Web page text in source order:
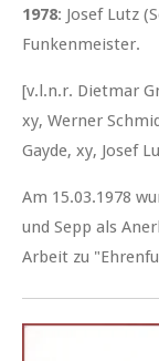
1978: Josef Lutz
Funkenmeister.
[v.l.n.r. Dietmar
xy, Werner
Gayde, xy, Josef
Am 15.03.1978
und Sepp als
Arbeit zu